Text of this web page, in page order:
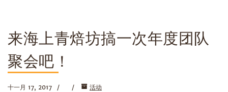
来海上青焙坊搞一次年度团队
聚会吧！
十一月 17, 2017 活动